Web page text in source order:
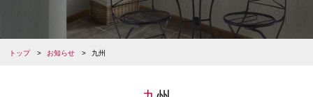
トップ お知らせ 九州